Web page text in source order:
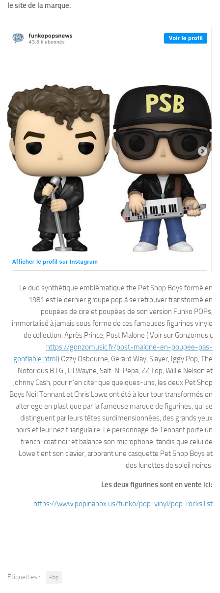
le site de la marque.
Le duo synthétique emblématique the Pet Shop Boys formé en
1981 est le dernier groupe pop à se retrouver transformé en
poupées de cire et poupées de son version Funko POPs,
immortalisé à jamais sous forme de ces fameuses figurines vinyle
de collection. Après Prince, Post Malone ( Voir sur Gonzomusic
https://gonzomusic.fr/post-malone-en-poupee-pas-
gonflable.html ) Ozzy Osbourne, Gerard Way, Slayer, Iggy Pop, The
Notorious B.I.G., Lil Wayne, Salt-N-Pepa, ZZ Top, Willie Nelson et
Johnny Cash, pour n’en citer que quelques-uns, les deux Pet Shop
Boys Neil Tennant et Chris Lowe ont été à leur tour transformés en
alter ego en plastique par la fameuse marque de figurines, qui se
distinguent par leurs têtes surdimensionnées, des grands yeux
noirs et leur nez triangulaire. Le personnage de Tennant porte un
trench-coat noir et balance son microphone, tandis que celui de
Lowe tient son clavier, arborant une casquette Pet Shop Boys et
des lunettes de soleil noires.
Les deux figurines sont en vente ici:
https://www.popinabox.us/funko/pop-vinyl/pop-rocks.list
Étiquettes : Pop